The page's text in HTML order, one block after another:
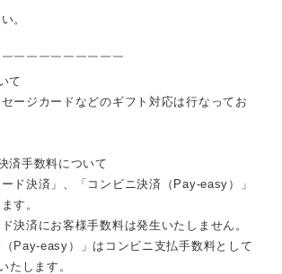
。
￣￣￣￣￣￣￣￣￣
て
ージカードなどのギフト対応は行なってお
済手数料について
ド決済」、「コンビニ決済（Pay-easy）」
す。
決済にお客様手数料は発生いたしません。
Pay-easy）」はコンビニ支払手数料として
たします。